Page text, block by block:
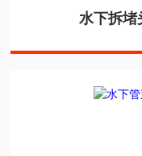
水下拆堵